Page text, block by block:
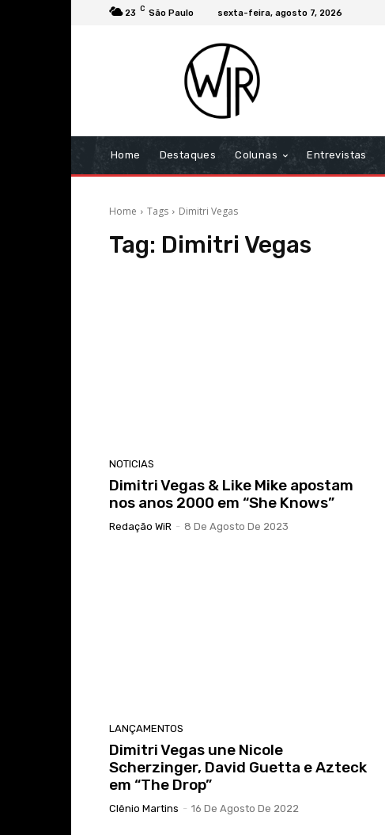
23 C São Paulo sexta-feira, agosto 7, 2026
Home Destaques Colunas Entrevistas
Home Tags Dimitri Vegas
Tag: Dimitri Vegas
NOTICIAS
Dimitri Vegas & Like Mike apostam
nos anos 2000 em “She Knows”
Redação WiR - 8 De Agosto De 2023
LANÇAMENTOS
Dimitri Vegas une Nicole
Scherzinger, David Guetta e Azteck
em “The Drop”
Clênio Martins - 16 De Agosto De 2022